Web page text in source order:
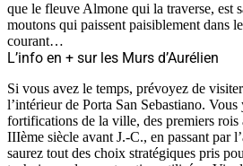
que le fleuve Almone qui la traverse, est
moutons qui paissent paisiblement dans
courant…
L’info en + sur les Murs d’Aurélien
Si vous avez le temps, prévoyez de
l’intérieur de Porta San Sebastiano.
fortifications de la ville, des premiers rois
IIIème siècle avant J.-C., en passant par
saurez tout des choix stratégiques pris